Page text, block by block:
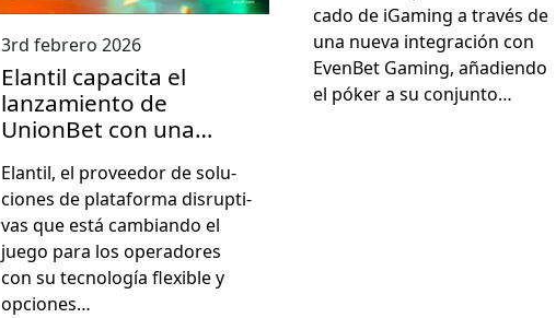
3rd febrero 2026
Elantil capacita el
lanzamiento de
UnionBet con una
de próxima generación
Elan­til, el provee­dor de solu­
ciones de platafor­ma dis­rup­ti­
vas que está cam­bian­do el
juego para los oper­adores
con su tec­nología flex­i­ble y
opciones…
ca­do de iGam­ing a través de
una nue­va inte­gración con
Even­Bet Gam­ing, aña­di­en­do
el pók­er a su con­jun­to…